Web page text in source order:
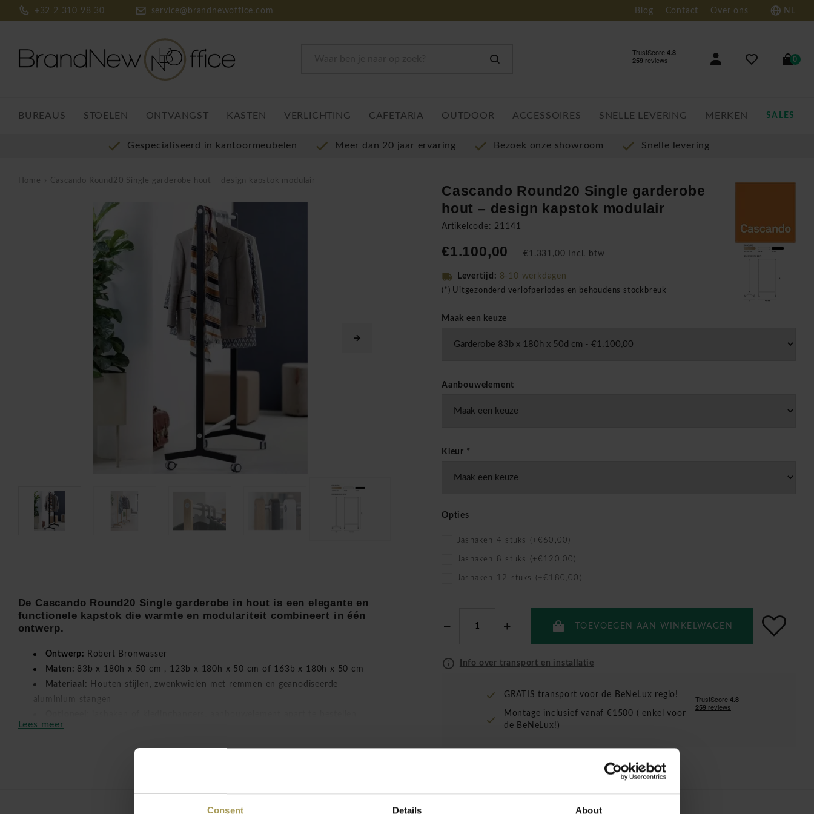
Consent Details About
+32 2 310 98 30 service@brandnewoffice.com Blog Contact Over ons NL
0
BUREAUS STOELEN ONTVANGST KASTEN VERLICHTING CAFETARIA OUTDOOR ACCESSOIRES SNELLE LEVERING MERKEN SALES
Gespecialiseerd in kantoormeubelen Meer dan 20 jaar ervaring Bezoek onze showroom Snelle levering
Home Cascando Round20 Single garderobe hout – design kapstok modulair
De Cascando Round20 Single garderobe in hout is een elegante en
functionele kapstok die warmte en modulariteit combineert in één
ontwerp.
Ontwerp:
Robert Bronwasser
Maten: 83b x 180h x 50 cm , 123b x 180h x 50 cm of 163b x 180h x 50 cm
Materiaal:
Houten stijlen, zwenkwielen met remmen en geanodiseerde
aluminium stangen
natuurlijke materialen samen met een flexibel en uitbreidbaar systeem.
Lees meer
Cascando Round20 Single garderobe
hout – design kapstok modulair
Artikelcode: 21141
€1.100,00 €1.331,00 Incl. btw
Levertijd: 8-10 werkdagen
(*) Uitgezonderd verlofperiodes en behoudens stockbreuk
Maak een keuze
Aanbouwelement
Kleur *
Opties
Jashaken 4 stuks (+€60,00)
Jashaken 8 stuks (+€120,00)
Jashaken 12 stuks (+€180,00)
TOEVOEGEN AAN WINKELWAGEN
Info over transport en installatie
GRATIS transport voor de BeNeLux regio!
Montage inclusief vanaf €1500 ( enkel voor
de BeNeLux!)